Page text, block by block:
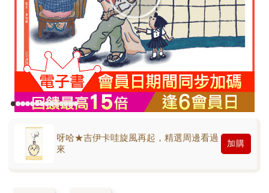
呀哈★吉伊卡哇旋風再起，精選周邊看過
來
加購